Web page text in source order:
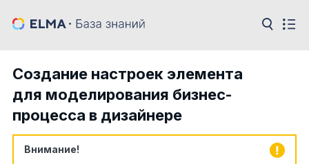
Создание настроек элемента
для моделирования бизнес-
процесса в дизайнере
Внимание!